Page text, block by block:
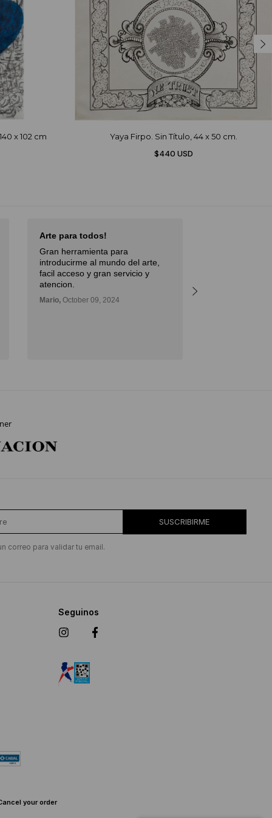
x 102 cm
Yaya Firpo. Sin Título, 44 x 50 cm.
$440 USD
Arte para todos!
Gran herramienta para
introducirme al mundo del arte,
facil acceso y gran servicio y
atencion.
Mario, October 09, 2024
SUSCRIBIRME
correo para validar tu email.
Seguinos
your order